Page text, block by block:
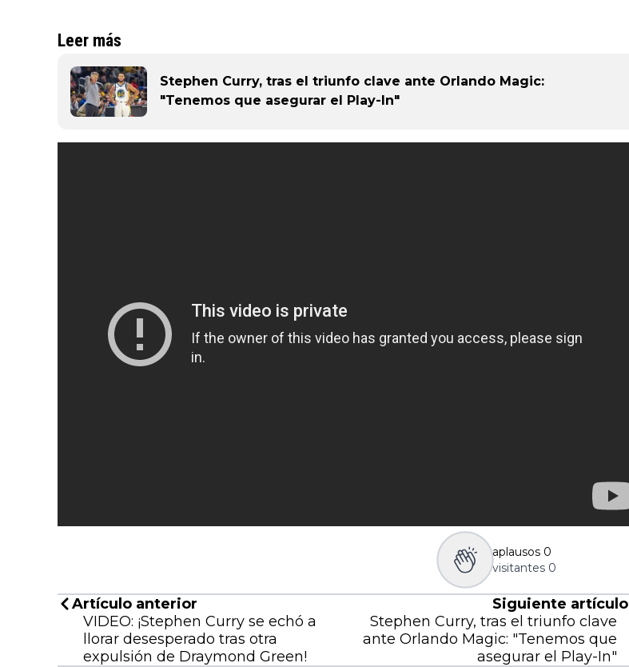
Leer más
Stephen Curry, tras el triunfo clave ante Orlando Magic:
"Tenemos que asegurar el Play-In"
aplausos 0
visitantes 0
Artículo anterior
VIDEO: ¡Stephen Curry se echó a
llorar desesperado tras otra
expulsión de Draymond Green!
Siguiente artículo
Stephen Curry, tras el triunfo clave
ante Orlando Magic: "Tenemos que
asegurar el Play-In"